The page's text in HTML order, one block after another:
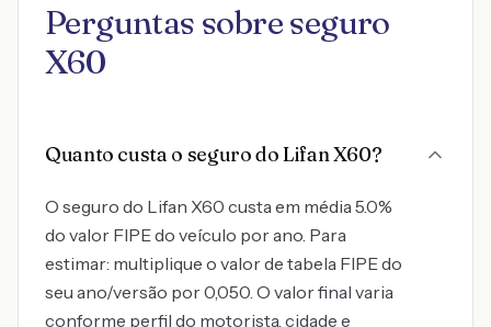
Perguntas sobre seguro
X60
Quanto custa o seguro do Lifan X60?
O seguro do Lifan X60 custa em média 5.0%
do valor FIPE do veículo por ano. Para
estimar: multiplique o valor de tabela FIPE do
seu ano/versão por 0,050. O valor final varia
conforme perfil do motorista, cidade e